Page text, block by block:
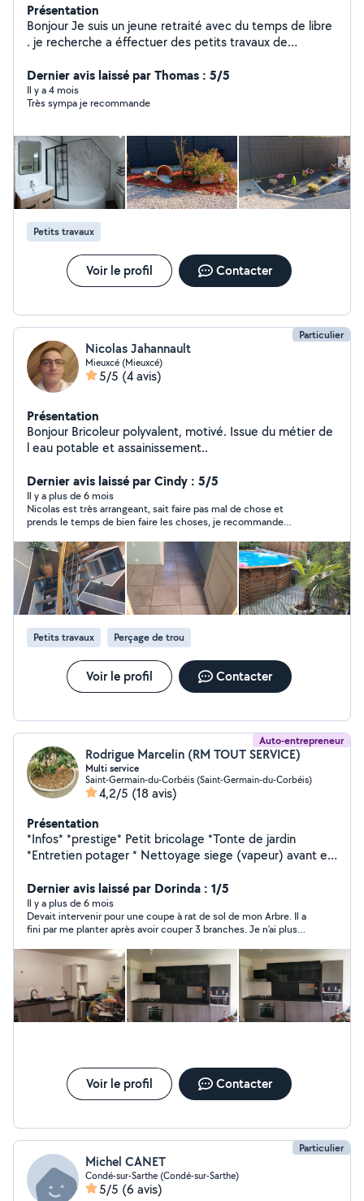
Présentation
Bonjour Je suis un jeune retraité avec du temps de libre
. je recherche a éffectuer des petits travaux de
sucession (vide maison /cave) -Petit travaux d'interieur
J'aime les choses bien faites .Je peus éventuellement
fournir mon outillage suivant le type de travaux
Dernier avis laissé par Thomas : 5/5
Il y a 4 mois
Très sympa je recommande
Petits travaux
Voir le profil Contacter
Particulier
Nicolas Jahannault
Mieuxcé (Mieuxcé)
5/5 (4 avis)
Présentation
Bonjour Bricoleur polyvalent, motivé. Issue du métier de
l eau potable et assainissement..
Dernier avis laissé par Cindy : 5/5
Il y a plus de 6 mois
Nicolas est très arrangeant, sait faire pas mal de chose et
prends le temps de bien faire les choses, je recommande
Petits travaux Perçage de trou
Voir le profil Contacter
Auto-entrepreneur
Rodrigue Marcelin (RM TOUT SERVICE)
Multi service
Saint-Germain-du-Corbéis (Saint-Germain-du-Corbéis)
4,2/5 (18 avis)
Présentation
*Infos* *prestige* Petit bricolage *Tonte de jardin
*Entretien potager * Nettoyage siege (vapeur) avant et
complet intérieur sans(vapeur) aspiration
normal+rénovateur plastique * Nettoyage extérieur
complet
Dernier avis laissé par Dorinda : 1/5
Il y a plus de 6 mois
Devait intervenir pour une coupe à rat de sol de mon Arbre. Il a
fini par me planter après avoir couper 3 branches. Je n’ai plus
plus de la moitié de la prestation convenue…
Voir le profil Contacter
Particulier
Michel CANET
Condé-sur-Sarthe (Condé-sur-Sarthe)
5/5 (6 avis)